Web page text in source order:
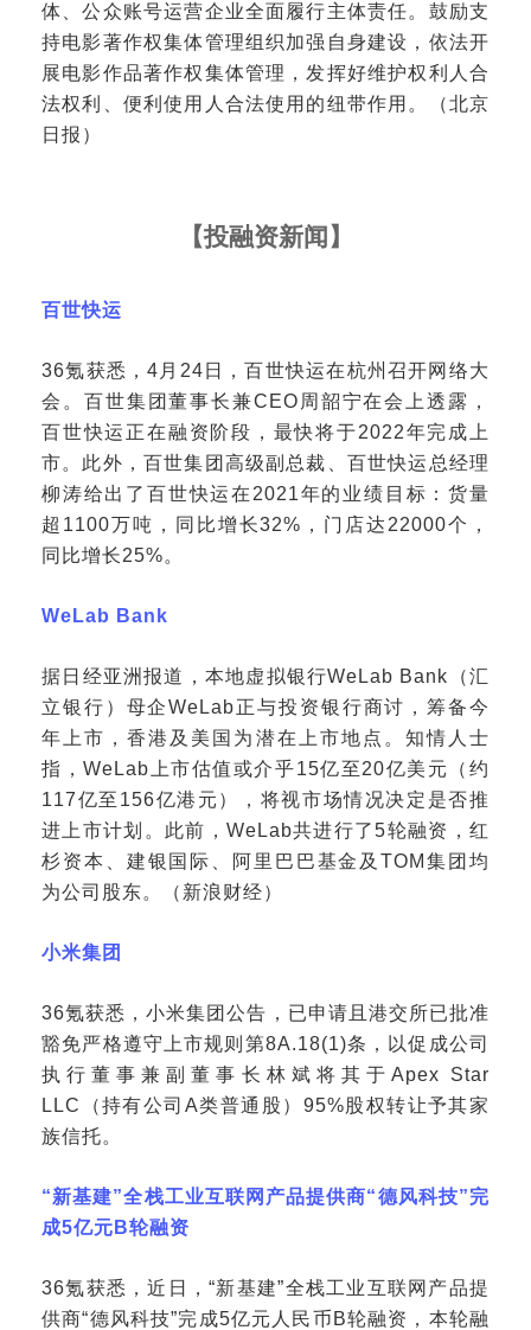
体、公众账号运营企业全面履行主体责任。鼓励支
持电影著作权集体管理组织加强自身建设，依法开
展电影作品著作权集体管理，发挥好维护权利人合
法权利、便利使用人合法使用的纽带作用。（北京
日报）
【投融资新闻 】
百世快运
36氪获悉，4月24日，百世快运在杭州召开网络大
会。百世集团董事长兼CEO周韶宁在会上透露，
百世快运正在融资阶段，最快将于2022年完成上
市。此外，百世集团高级副总裁、百世快运总经理
柳涛给出了百世快运在2021年的业绩目标：货量
超1100万吨，同比增长32%，门店达22000个，
同比增长25%。
WeLab Bank
据日经亚洲报道，本地虚拟银行WeLab Bank（汇
立银行）母企WeLab正与投资银行商讨，筹备今
年上市，香港及美国为潜在上市地点。知情人士
指，WeLab上市估值或介乎15亿至20亿美元（约
117亿至156亿港元），将视市场情况决定是否推
进上市计划。此前，WeLab共进行了5轮融资，红
杉资本、建银国际、阿里巴巴基金及TOM集团均
为公司股东。（新浪财经）
小米集团
36氪获悉，小米集团公告，已申请且港交所已批准
豁免严格遵守上市规则第8A.18(1)条，以促成公司
执行董事兼副董事长林斌将其于Apex Star
LLC（持有公司A类普通股）95%股权转让予其家
族信托。
“新基建”全栈工业互联网产品提供商“德风科技”完
成5亿元B轮融资
36氪获悉，近日，“新基建”全栈工业互联网产品提
供商“德风科技”完成5亿元人民币B轮融资，本轮融